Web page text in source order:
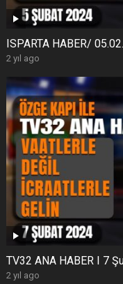
ISPARTA HABER/
2 yıl ago
TV32 ANA HABER I 7
2 yıl ago